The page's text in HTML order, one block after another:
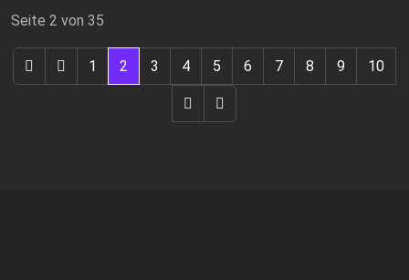
Seite 2 von 35
1 2 3 4 5 6 7 8 9 10